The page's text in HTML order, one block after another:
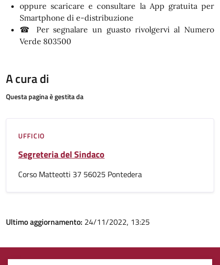
oppure scaricare e consultare la App gratuita per
Smartphone di e-distribuzione
☎ Per segnalare un guasto rivolgervi al Numero
Verde 803500
A cura di
Questa pagina è gestita da
UFFICIO
Segreteria del Sindaco
Corso Matteotti 37 56025 Pontedera
Ultimo aggiornamento: 24/11/2022, 13:25